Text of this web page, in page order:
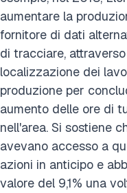
aumentare la
fornitore di dati
di tracciare,
localizzazione dei
produzione per
aumento delle ore di
nell'area. Si sostiene
avevano accesso a
azioni in anticipo e
valore del 9,1% una